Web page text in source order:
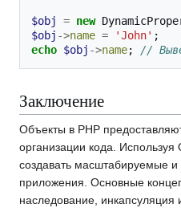
$obj = new
$obj ->name = 'John' ;
echo $obj ->name; //
Заключение
Объекты в PHP
организации кода.
создавать масштабируемые
приложения. Основные
наследование,